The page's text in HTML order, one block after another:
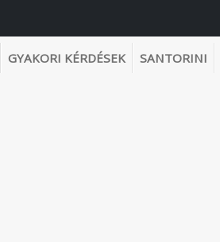
GYAKORI KÉRDÉSEK SANTORINI